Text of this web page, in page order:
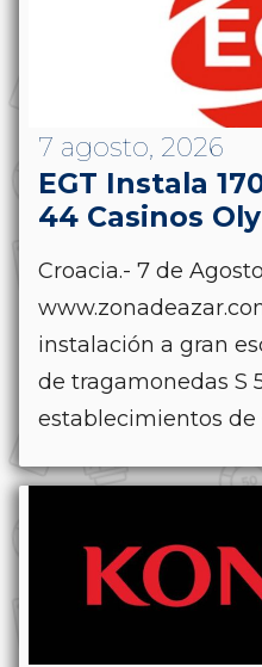
7 agosto, 2026
EGT Instala
44 Casinos
Croacia.- 7 de
instalación a gran
de tragamonedas S
establecimientos de